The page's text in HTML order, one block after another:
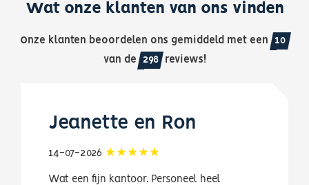
Wat onze klanten van ons vinden
Onze klanten beoordelen ons gemiddeld met een
10
van de 298 reviews!
Jeanette en Ron
14-07-2026
Wat een fijn kantoor. Personeel heel